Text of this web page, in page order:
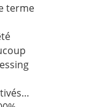
terme